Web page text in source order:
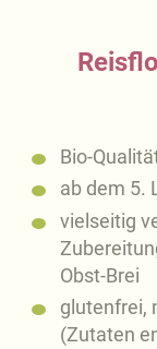
Bio-
ab dem 5.
vielseitig
Obst-Brei
glutenfrei,
(Zutaten